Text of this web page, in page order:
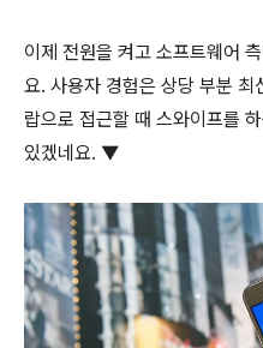
이제 전원을 켜고 소프트웨어
요. 사용자 경험은 상당 부분 최
랍으로 접근할 때 스와이프를
있겠네요. ▼